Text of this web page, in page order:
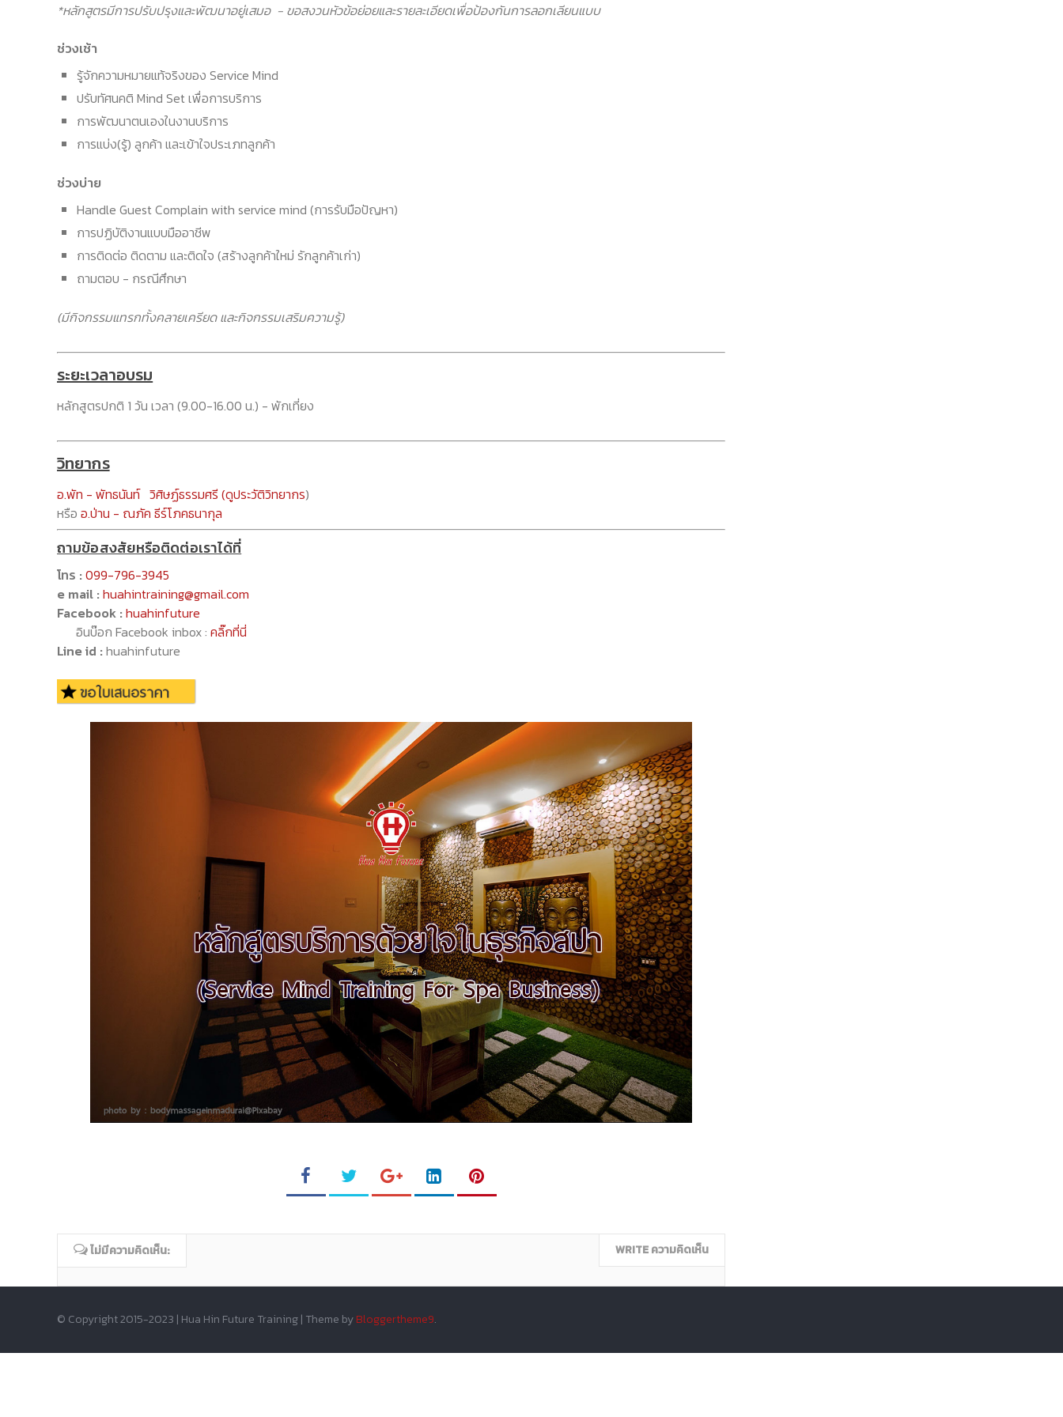
*หลักสูตรมีการปรับปรุงและพัฒนาอยู่เสมอ - ขอสงวนหัวข้อย่อยและรายละเอียดเพื่อป้องกันการลอกเลียนแบบ
ช่วงเช้า
รู้จักความหมายแท้จริงของ Service Mind
ปรับทัศนคติ Mind Set เพื่อการบริการ
การพัฒนาตนเองในงานบริการ
การแบ่ง(รู้) ลูกค้า และเข้าใจประเภทลูกค้า
ช่วงบ่าย
Handle Guest Complain with service mind (การรับมือปัญหา)
การปฏิบัติงานแบบมืออาชีพ
การติดต่อ ติดตาม และติดใจ (สร้างลูกค้าใหม่ รักลูกค้าเก่า)
ถามตอบ - กรณีศึกษา
(มีกิจกรรมแทรกทั้งคลายเครียด และกิจกรรมเสริมความรู้)
ระยะเวลาอบรม
หลักสูตรปกติ 1 วัน เวลา (9.00-16.00 น.) - พักเที่ยง
วิทยากร
อ.พัท - พัทธนันท์ วิศิษฏ์ธรรมศรี (ดูประวัติวิทยากร)
หรือ อ.ป่าน - ณภัค ธีร์โภคธนากุล
ถามข้อสงสัยหรือติดต่อเราได้ที่
โทร :099-796-3945
e mail :huahintraining@gmail.com
Facebook :huahinfuture
อินบ๊อก Facebook inbox : คลิ๊กที่นี่
Line id :huahinfuture
ไม่มีความคิดเห็น: WRITE ความคิดเห็น
© Copyright 2015-2023 | Hua Hin Future Training | Theme byBloggertheme9.